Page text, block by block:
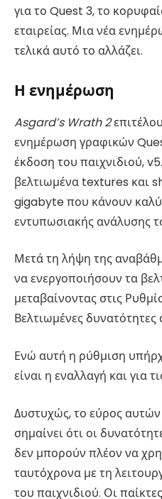
για το Quest 3, το
εταιρείας. Μια νέα
τελικά αυτό το αλλάζει.
Η ενημέρωση
Asgard’s Wrath 2
ενημέρωση γραφικών
έκδοση του παιχνιδιού,
βελτιωμένα textures και
gigabyte που κάνουν
εντυπωσιακής ανάλυσης
Μετά τη λήψη της
να ενεργοποιήσουν τα
μεταβαίνοντας στις
Βελτιωμένες
Ενώ αυτή η ρύθμιση
είναι η εναλλαγή και για
Δυστυχώς, το εύρος
σημαίνει ότι οι
δεν μπορούν πλέον να
ταυτόχρονα με τη
του παιχνιδιού. Οι